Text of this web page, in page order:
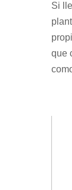
Si
que